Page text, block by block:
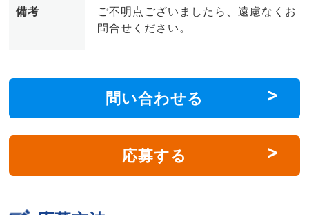
備考
ご不明点ございましたら、遠慮なくお
問合せください。
問い合わせる
応募する